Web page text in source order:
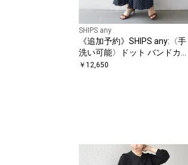
SHIPS any
《追加予約》SHIPS any:〈手
洗い可能〉ドット バンドカラ
ー フレンチ プリーツ ロング
￥ 12,650